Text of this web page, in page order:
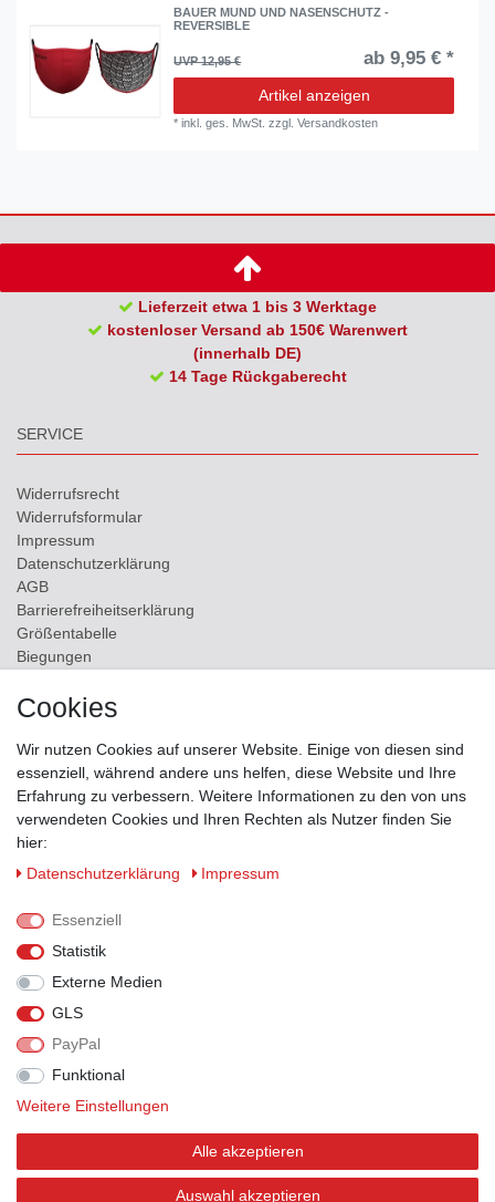
BAUER MUND UND NASENSCHUTZ -
REVERSIBLE
UVP 12,95 € ab 9,95 € *
Artikel anzeigen
*inkl. ges. MwSt. zzgl.Versandkosten
Lieferzeit etwa 1 bis 3 Werktage
kostenloser Versand ab 150€ Warenwert
(innerhalb DE)
14 Tage Rückgaberecht
SERVICE
Widerrufs­recht
Widerrufs­formular
Impressum
Daten­schutz­erklärung
AGB
Barrierefreiheitserklärung
Größentabelle
Biegungen
Kontakt
ZAHLUNGSMÖGLICHKEITEN
VERSANDPARTNER
Cookies
Wir nutzen Cookies auf unserer Website. Einige von diesen sind
essenziell, während andere uns helfen, diese Website und Ihre
Erfahrung zu verbessern. Weitere Informationen zu den von uns
verwendeten Cookies und Ihren Rechten als Nutzer finden Sie
hier:
Daten­schutz­erklärung
Impressum
Essenziell
Statistik
Externe Medien
GLS
PayPal
Funktional
Weitere Einstellungen
Alle akzeptieren
Auswahl akzeptieren